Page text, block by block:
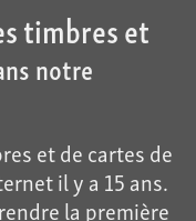
timbres et
notre
et de cartes de
il y a 15 ans.
la première